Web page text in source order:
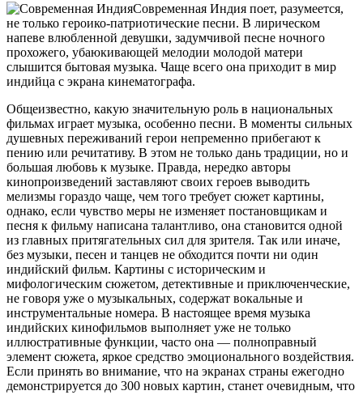
Современная Индия поет, разумеется,
не только героико-патриотические песни. В лирическом
напеве влюбленной девушки, задумчивой песне ночного
прохожего, убаюкивающей мелодии молодой матери
слышится бытовая музыка. Чаще всего она приходит в мир
индийца с экрана кинематографа.
Общеизвестно, какую значительную роль в национальных
фильмах играет музыка, особенно песни. В моменты сильных
душевных переживаний герои непременно прибегают к
пению или речитативу. В этом не только дань традиции, но и
большая любовь к музыке. Правда, нередко авторы
кинопроизведений заставляют своих героев выводить
мелизмы гораздо чаще, чем того требует сюжет картины,
однако, если чувство меры не изменяет постановщикам и
песня к фильму написана талантливо, она становится одной
из главных притягательных сил для зрителя. Так или иначе,
без музыки, песен и танцев не обходится почти ни один
индийский фильм. Картины с историческим и
мифологическим сюжетом, детективные и приключенческие,
не говоря уже о музыкальных, содержат вокальные и
инструментальные номера. В настоящее время музыка
индийских кинофильмов выполняет уже не только
иллюстративные функции, часто она — полноправный
элемент сюжета, яркое средство эмоционального воздействия.
Если принять во внимание, что на экранах страны ежегодно
демонстрируется до 300 новых картин, станет очевидным, что